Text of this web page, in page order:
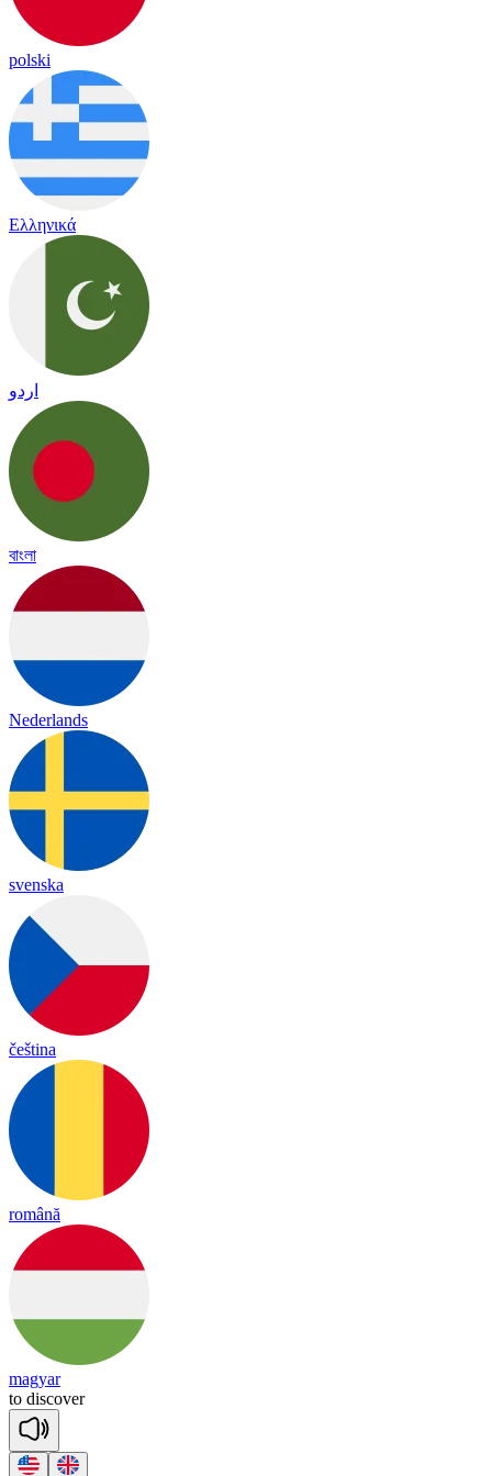
polski
Ελληνικά
اردو
বাংলা
Nederlands
svenska
čeština
română
magyar
to discover